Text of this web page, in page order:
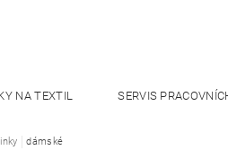
NA TEXTIL SERVIS
dámské